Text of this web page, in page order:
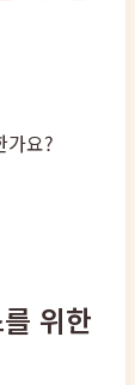
가요?
위한